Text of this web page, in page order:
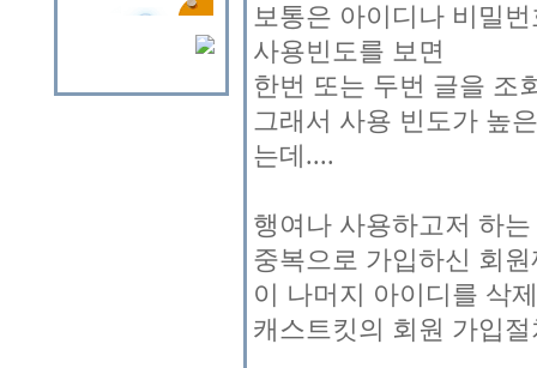
보통은 아이디나 비밀
사용빈도를 보면
한번 또는 두번 글을 조
그래서 사용 빈도가 높
는데....
행여나 사용하고저 하
중복으로 가입하신 회
이 나머지 아이디를 삭
캐스트킷의 회원 가입